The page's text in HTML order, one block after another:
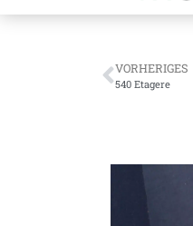
VORHERIGES
540 Etagere